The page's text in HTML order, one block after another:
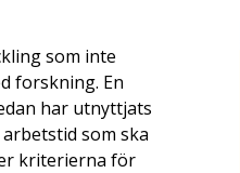
som inte
forskning. En
har utnyttjats
som ska
kriterierna för